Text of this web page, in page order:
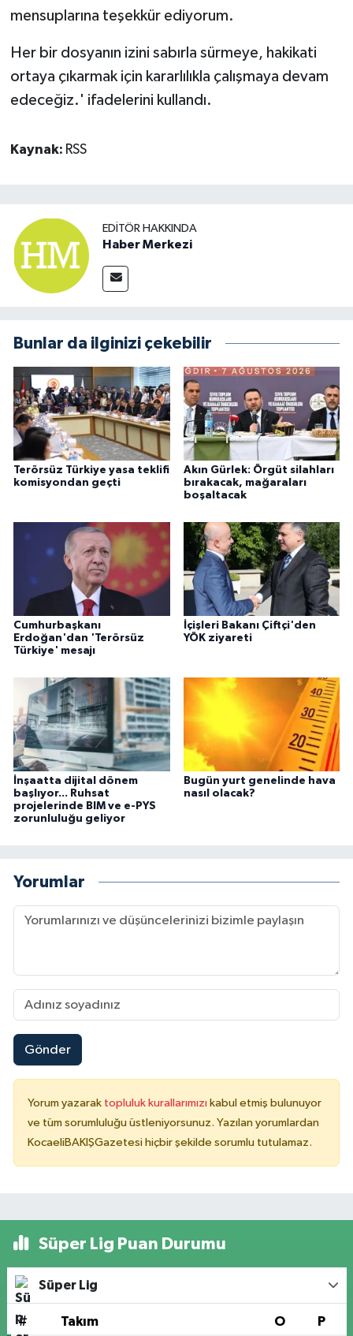
mensuplarına teşekkür ediyorum.
Her bir dosyanın izini sabırla sürmeye, hakikati
ortaya çıkarmak için kararlılıkla çalışmaya devam
edeceğiz.' ifadelerini kullandı.
Kaynak: RSS
EDITÖR HAKKINDA
Haber Merkezi
Bunlar da ilginizi çekebilir
Terörsüz Türkiye yasa teklifi
komisyondan geçti
Akın Gürlek: Örgüt silahları
bırakacak, mağaraları
boşaltacak
Cumhurbaşkanı
Erdoğan'dan 'Terörsüz
Türkiye' mesajı
İçişleri Bakanı Çiftçi'den
YÖK ziyareti
İnşaatta dijital dönem
başlıyor... Ruhsat
projelerinde BIM ve e-PYS
zorunluluğu geliyor
Bugün yurt genelinde hava
nasıl olacak?
Yorumlar
Gönder
Yorum yazarak topluluk kurallarımızı kabul etmiş bulunuyor
ve tüm sorumluluğu üstleniyorsunuz. Yazılan yorumlardan
KocaeliBAKIŞGazetesi hiçbir şekilde sorumlu tutulamaz.
Süper Lig Puan Durumu
Süper Lig
# Takım O P